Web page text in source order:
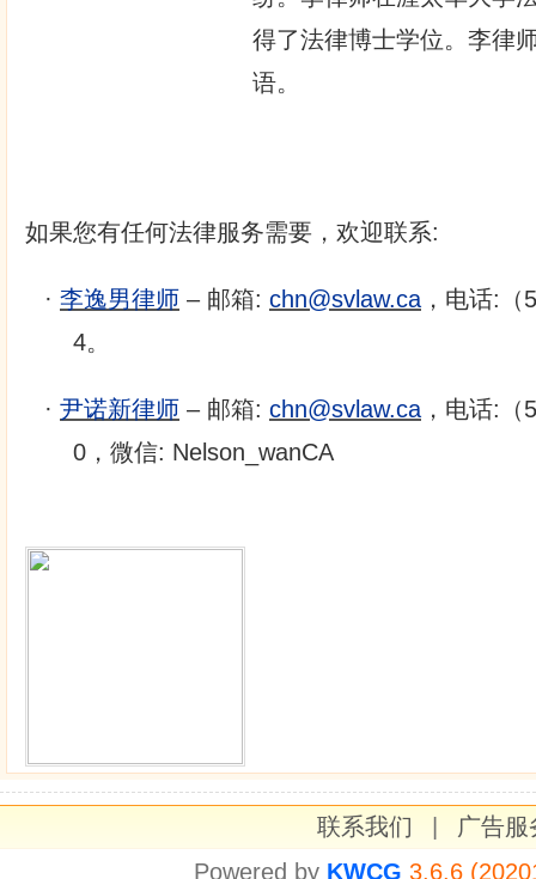
得了法律博士学位。李律
语。
如果您有任何法律服务需要，欢迎联系:
· 李逸男律师 – 邮箱: chn@svlaw.ca ，电话:
4。
· 尹诺新律师 – 邮箱: chn@svlaw.ca ，电话:
0，微信: Nelson_wanCA
联系我们
广告服
Powered by KWCG 3.6.6